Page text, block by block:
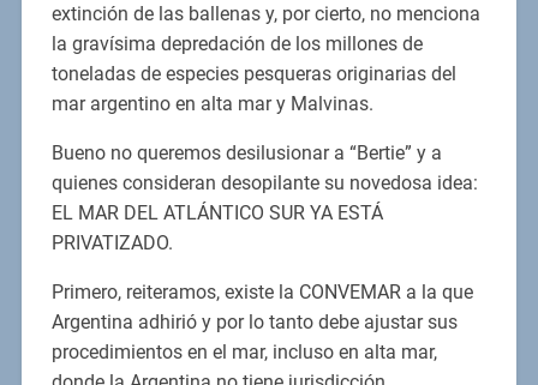
extinción de las ballenas y, por cierto, no menciona
la gravísima depredación de los millones de
toneladas de especies pesqueras originarias del
mar argentino en alta mar y Malvinas.
Bueno no queremos desilusionar a “Bertie” y a
quienes consideran desopilante su novedosa idea:
EL MAR DEL ATLÁNTICO SUR YA ESTÁ
PRIVATIZADO.
Primero, reiteramos, existe la CONVEMAR a la que
Argentina adhirió y por lo tanto debe ajustar sus
procedimientos en el mar, incluso en alta mar,